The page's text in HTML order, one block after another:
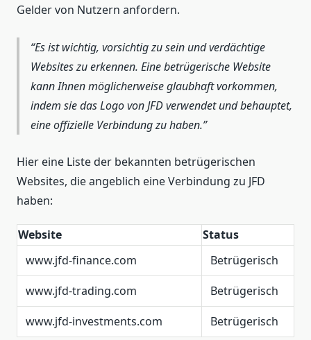
Gelder von Nutzern anfordern.
Es ist wichtig, vorsichtig zu sein und verdächtige
Websites zu erkennen. Eine betrügerische Website
kann Ihnen möglicherweise glaubhaft vorkommen,
indem sie das Logo von JFD verwendet und behauptet,
eine offizielle Verbindung zu haben.
Hier eine Liste der bekannten betrügerischen
Websites, die angeblich eine Verbindung zu JFD
haben:
Website
Status
www.jfd-finance.com
Betrügerisch
www.jfd-trading.com
Betrügerisch
www.jfd-investments.com
Betrügerisch